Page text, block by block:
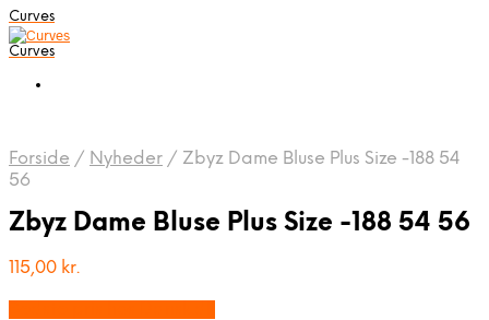
Curves
Curves
Forside / Nyheder / Zbyz Dame Bluse Plus Size -188 54
56
Zbyz Dame Bluse Plus Size -188 54 56
115,00 kr.